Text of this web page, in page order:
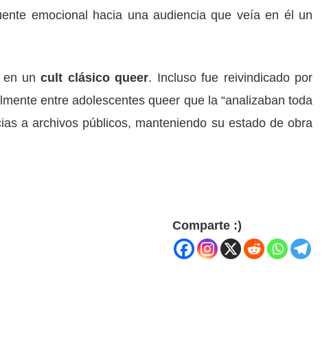
emocional hacia una audiencia que veía en él un
en uncult clásico queer. Incluso fue reivindicado por
entre adolescentes queer que la “analizaban toda
a archivos públicos, manteniendo su estado de obra
Comparte :)